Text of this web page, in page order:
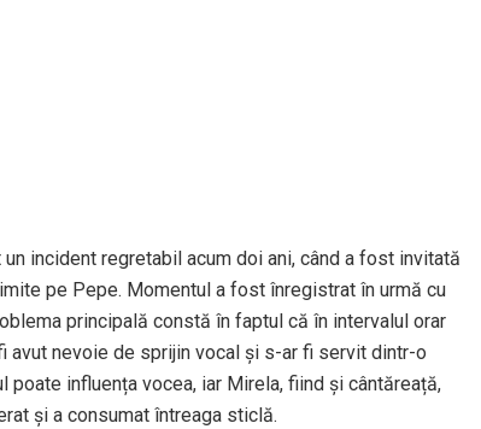
incident regretabil acum doi ani, când a fost invitată
pe Pepe. Momentul a fost înregistrat în urmă cu
principală constă în faptul că în intervalul orar
avut nevoie de sprijin vocal și s-ar fi servit dintr-o
influența vocea, iar Mirela, fiind și cântăreață,
și a consumat întreaga sticlă.